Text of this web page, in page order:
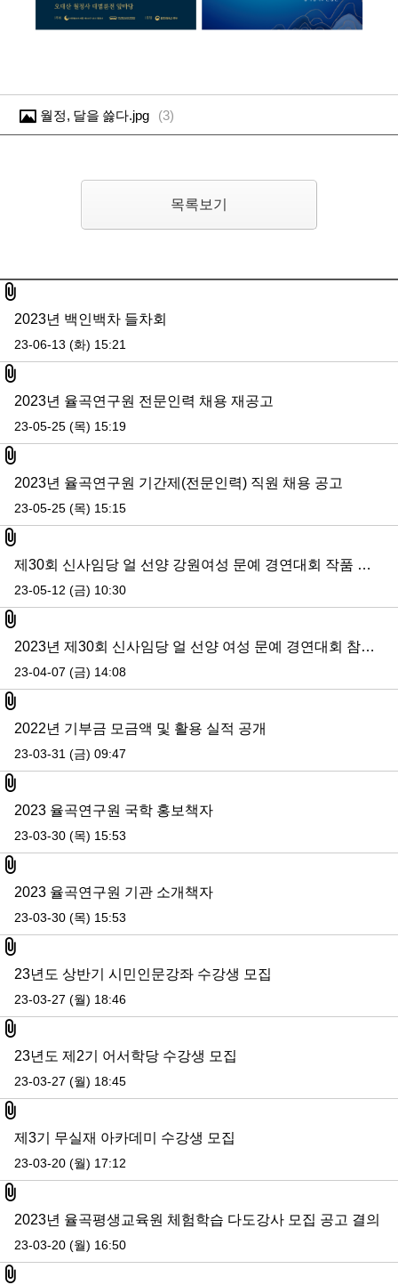
월정, 달을 쓿다.jpg (3)
목록보기
첨부파일
2023년 백인백차 들차회
23-06-13 (화) 15:21
첨부파일
2023년 율곡연구원 전문인력 채용 재공고
23-05-25 (목) 15:19
첨부파일
2023년 율곡연구원 기간제(전문인력) 직원 채용 공고
23-05-25 (목) 15:15
첨부파일
제30회 신사임당 얼 선양 강원여성 문예 경연대회 작품 심사 결과 공지
23-05-12 (금) 10:30
첨부파일
2023년 제30회 신사임당 얼 선양 여성 문예 경연대회 참가 신청 안내
23-04-07 (금) 14:08
첨부파일
2022년 기부금 모금액 및 활용 실적 공개
23-03-31 (금) 09:47
첨부파일
2023 율곡연구원 국학 홍보책자
23-03-30 (목) 15:53
첨부파일
2023 율곡연구원 기관 소개책자
23-03-30 (목) 15:53
첨부파일
23년도 상반기 시민인문강좌 수강생 모집
23-03-27 (월) 18:46
첨부파일
23년도 제2기 어서학당 수강생 모집
23-03-27 (월) 18:45
첨부파일
제3기 무실재 아카데미 수강생 모집
23-03-20 (월) 17:12
첨부파일
2023년 율곡평생교육원 체험학습 다도강사 모집 공고 결의
23-03-20 (월) 16:50
첨부파일